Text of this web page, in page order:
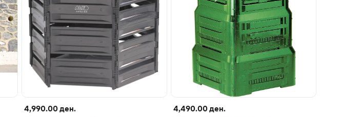
4,990.00 ден. 4,490.00 ден.